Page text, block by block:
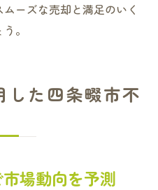
ーズな売却と満足のいく
。
した四条畷市不
場動向を予測